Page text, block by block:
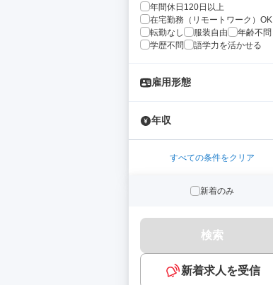
年間休日120日以上
在宅勤務（リモートワーク）OK
転勤なし
服装自由
年齢不問
学歴不問
語学力を活かせる
雇用形態
年収
すべての条件をクリア
新着のみ
検索
新着求人を受信